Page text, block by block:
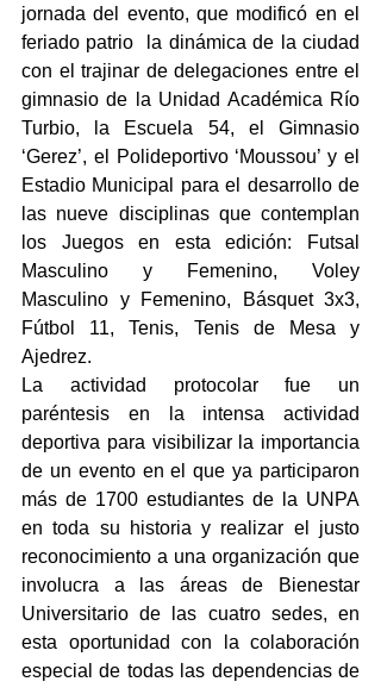
jornada del evento, que modificó en el
feriado patrio  la dinámica de la ciudad
con el trajinar de delegaciones entre el
gimnasio de la Unidad Académica Río
Turbio, la Escuela 54, el Gimnasio
‘Gerez’, el Polideportivo ‘Moussou’ y el
Estadio Municipal para el desarrollo de
las nueve disciplinas que contemplan
los Juegos en esta edición: Futsal
Masculino y Femenino, Voley
Masculino y Femenino, Básquet 3x3,
Fútbol 11, Tenis, Tenis de Mesa y
Ajedrez.
La actividad protocolar fue un
paréntesis en la intensa actividad
deportiva para visibilizar la importancia
de un evento en el que ya participaron
más de 1700 estudiantes de la UNPA
en toda su historia y realizar el justo
reconocimiento a una organización que
involucra a las áreas de Bienestar
Universitario de las cuatro sedes, en
esta oportunidad con la colaboración
especial de todas las dependencias de